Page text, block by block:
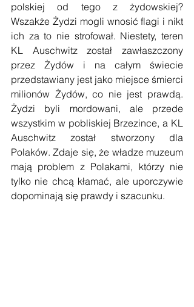
polskiej od tego z żydowskiej?
Wszakże Żydzi mogli wnosić flagi i nikt
ich za to nie strofował. Niestety, teren
KL Auschwitz został zawłaszczony
przez Żydów i na całym świecie
przedstawiany jest jako miejsce śmierci
milionów Żydów, co nie jest prawdą.
Żydzi byli mordowani, ale przede
wszystkim w pobliskiej Brzezince, a KL
Auschwitz został stworzony dla
Polaków. Zdaje się, że władze muzeum
mają problem z Polakami, którzy nie
tylko nie chcą kłamać, ale uporczywie
dopominają się prawdy i szacunku.